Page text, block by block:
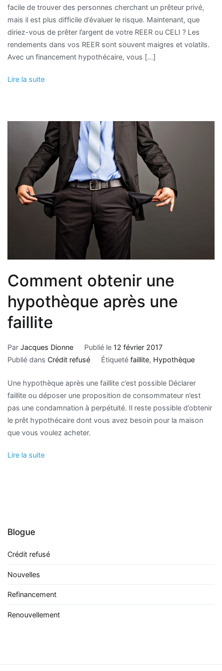
facile de trouver des personnes cherchant un prêteur privé,
mais il est plus difficile d’évaluer le risque. Maintenant, que
diriez-vous de prêter l’argent de votre REER ou CELI ? Les
rendements dans vos REER sont souvent maigres et volatils.
Avec un financement hypothécaire, vous […]
Lire la suite
Comment obtenir une
hypothèque après une
faillite
Par Jacques Dionne Publié le 12 février 2017
Publié dans Crédit refusé Étiqueté faillite, Hypothèque
Une hypothèque après une faillite c’est possible Déclarer
faillite ou déposer une proposition de consommateur n’est
pas une condamnation à perpétuité. Il reste possible d’obtenir
le prêt hypothécaire dont vous avez besoin pour la maison
que vous voulez acheter.
Lire la suite
Blogue
Crédit refusé
Nouvelles
Refinancement
Renouvellement